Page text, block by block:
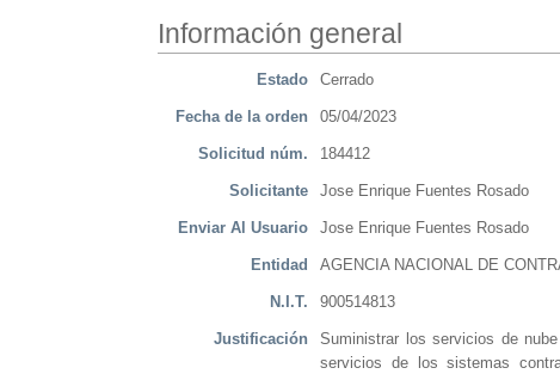
Información general
Estado Cerrado
Fecha de la orden 05/04/2023
Solicitud núm. 184412
Solicitante Jose Enrique Fuentes Rosado
Enviar Al Usuario Jose Enrique Fuentes Rosado
Entidad AGENCIA NACIONAL DE
N.I.T. 900514813
Justificación
Suministrar los servicios de
servicios de los sistemas